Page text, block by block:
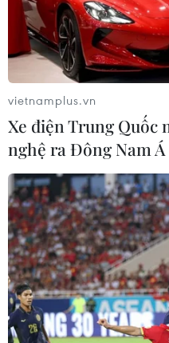
vietnamplus.vn
Xe điện Trung Quốc
nghệ ra Đông Nam Á